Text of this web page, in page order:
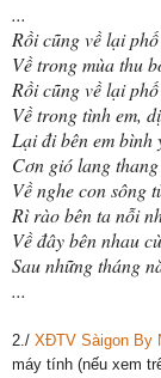
...
Rồi cũng về lại
Về trong mùa thu
Rồi cũng về lại
Về trong tình em,
Lại đi bên em bình
Cơn gió lang
Về nghe con sông
Rì rào bên ta nỗi
Về đây bên nhau
Sau những tháng
...
2./ XĐTV Sàigon By
máy tính (nếu xem